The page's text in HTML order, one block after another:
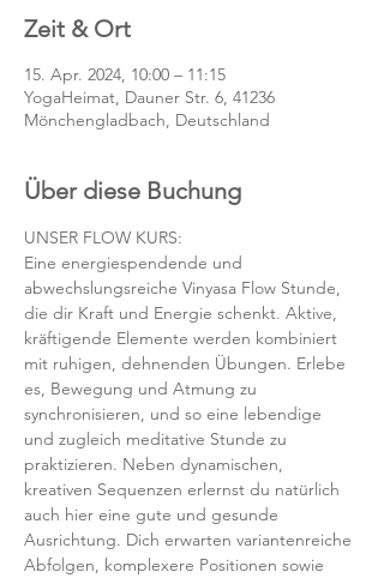
Zeit & Ort
15. Apr. 2024, 10:00 – 11:15
YogaHeimat, Dauner Str. 6, 41236
Mönchengladbach, Deutschland
Über diese Buchung
UNSER FLOW KURS:
Eine energiespendende und
abwechslungsreiche Vinyasa Flow Stunde,
die dir Kraft und Energie schenkt. Aktive,
kräftigende Elemente werden kombiniert
mit ruhigen, dehnenden Übungen. Erlebe
es, Bewegung und Atmung zu
synchronisieren, und so eine lebendige
und zugleich meditative Stunde zu
praktizieren. Neben dynamischen,
kreativen Sequenzen erlernst du natürlich
auch hier eine gute und gesunde
Ausrichtung. Dich erwarten variantenreiche
Abfolgen, komplexere Positionen sowie